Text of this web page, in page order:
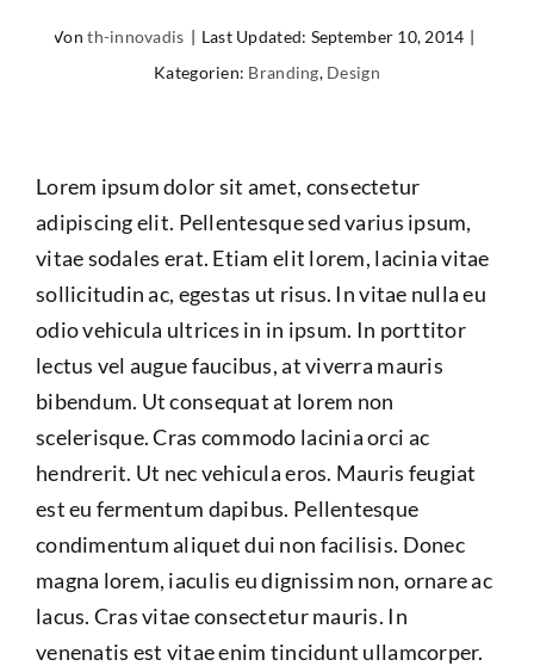
Vonth-innovadis | Last Updated: September 10, 2014 |
Kategorien: Branding, Design
Lorem ipsum dolor sit amet, consectetur
adipiscing elit. Pellentesque sed varius ipsum,
vitae sodales erat. Etiam elit lorem, lacinia vitae
sollicitudin ac, egestas ut risus. In vitae nulla eu
odio vehicula ultrices in in ipsum. In porttitor
lectus vel augue faucibus, at viverra mauris
bibendum. Ut consequat at lorem non
scelerisque. Cras commodo lacinia orci ac
hendrerit. Ut nec vehicula eros. Mauris feugiat
est eu fermentum dapibus. Pellentesque
condimentum aliquet dui non facilisis. Donec
magna lorem, iaculis eu dignissim non, ornare ac
lacus. Cras vitae consectetur mauris. In
venenatis est vitae enim tincidunt ullamcorper.